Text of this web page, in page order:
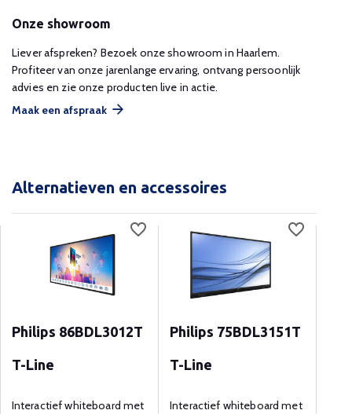
Onze showroom
Liever afspreken? Bezoek onze showroom in Haarlem.
Profiteer van onze jarenlange ervaring, ontvang persoonlijk
advies en zie onze producten live in actie.
Maak een afspraak
Alternatieven en accessoires
Philips 86BDL3012T
T-Line
Interactief whiteboard met
Philips 75BDL3151T
T-Line
Interactief whiteboard met